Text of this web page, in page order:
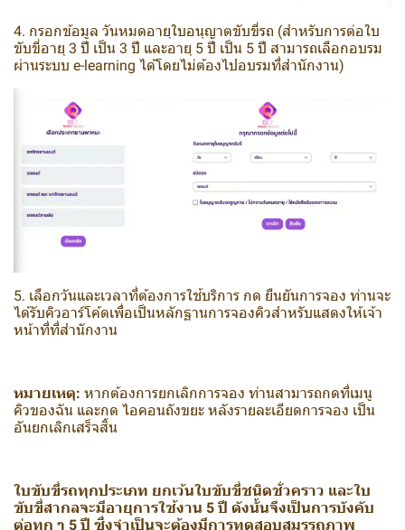
4. กรอกข้อมูล วันหมดอายุใบอนุญาตขับขี่รถ (สำหรับการต่อใบ
ขับขี่อายุ 3 ปี เป็น 3 ปี และอายุ 5 ปี เป็น 5 ปี สามารถเลือกอบรม
ผ่านระบบ e-learning ได้โดยไม่ต้องไปอบรมที่สำนักงาน)
5. เลือกวันและเวลาที่ต้องการใช้บริการ กด ยืนยันการจอง ท่านจะ
ได้รับคิวอาร์โค้ดเพื่อเป็นหลักฐานการจองคิวสำหรับแสดงให้เจ้า
หน้าที่ที่สำนักงาน
หมายเหตุ: หากต้องการยกเลิกการจอง ท่านสามารถกดที่เมนู
คิวของฉัน และกด ไอคอนถังขยะ หลังรายละเอียดการจอง เป็น
อันยกเลิกเสร็จสิ้น
ใบขับขี่รถทุกประเภท ยกเว้นใบขับขี่ชนิดชั่วคราว และใบ
ขับขี่สากลจะมีอายุการใช้งาน 5 ปี ดังนั้นจึงเป็นการบังคับ
ต่อทุก ๆ 5 ปี ซึ่งจำเป็นจะต้องมีการทดสอบสมรรถภาพ